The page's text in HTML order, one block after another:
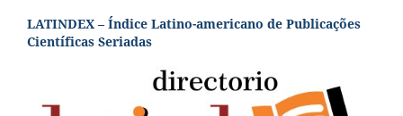
LATINDEX – Índice Latino-americano de Publicações
Científicas Seriadas